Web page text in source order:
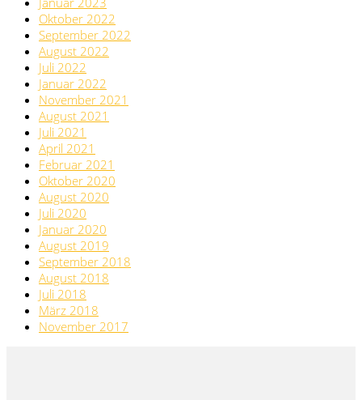
Oktober 2022
September 2022
August 2022
Juli 2022
Januar 2022
November 2021
August 2021
Juli 2021
April 2021
Februar 2021
Oktober 2020
August 2020
Juli 2020
Januar 2020
August 2019
September 2018
August 2018
Juli 2018
März 2018
November 2017